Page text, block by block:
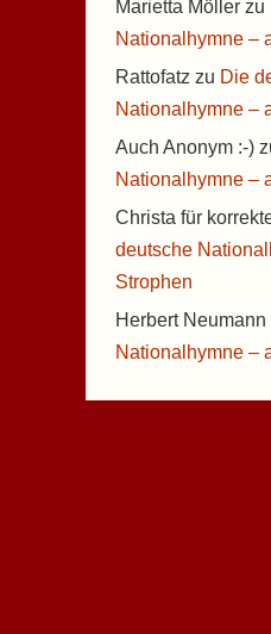
Marietta Möllerzu
Nationalhymne –
Rattofatz zu Die
Nationalhymne –
Auch Anonym :-)
Nationalhymne –
Christa für
deutsche
Strophen
Herbert Neumann
Nationalhymne –